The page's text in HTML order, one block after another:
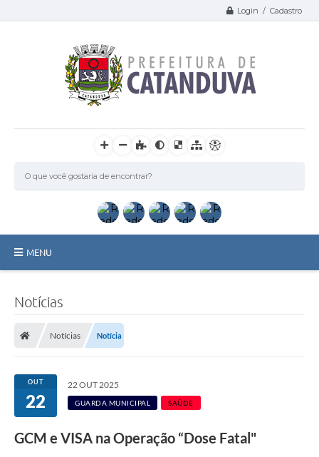
Login / Cadastro
MENU
Licitações / PCA
Transparência
Notícias
Notícias Notícia
OUT
22
22 OUT 2025
GUARDA MUNICIPAL SAÚDE
GCM e VISA na Operação “Dose Fatal"